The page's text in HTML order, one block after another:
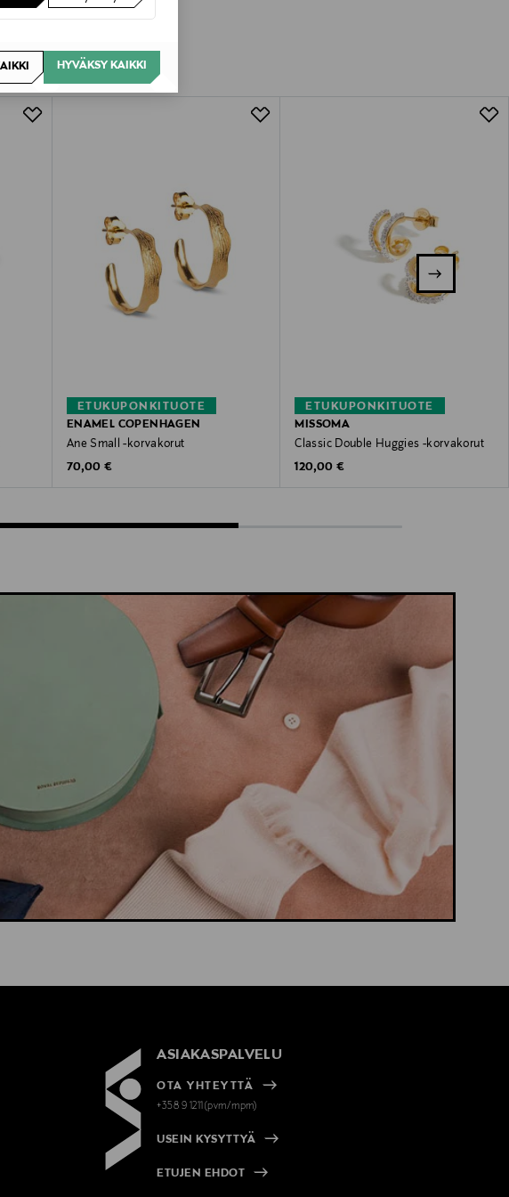
HYVÄKSY KAIKKI
ETUKUPONKITUOTE
ENAMEL COPENHAGEN
Ane Small -korvakorut
Original Price
70,00 €
ETUKUPONKITUOTE
MISSOMA
Classic Double Huggies -korvakorut
Original Price
120,00 €
ASIAKASPALVELU
OTA YHTEYTTÄ
+358 9 1211(pvm/mpm)
USEIN KYSYTTYÄ
ETUJEN EHDOT